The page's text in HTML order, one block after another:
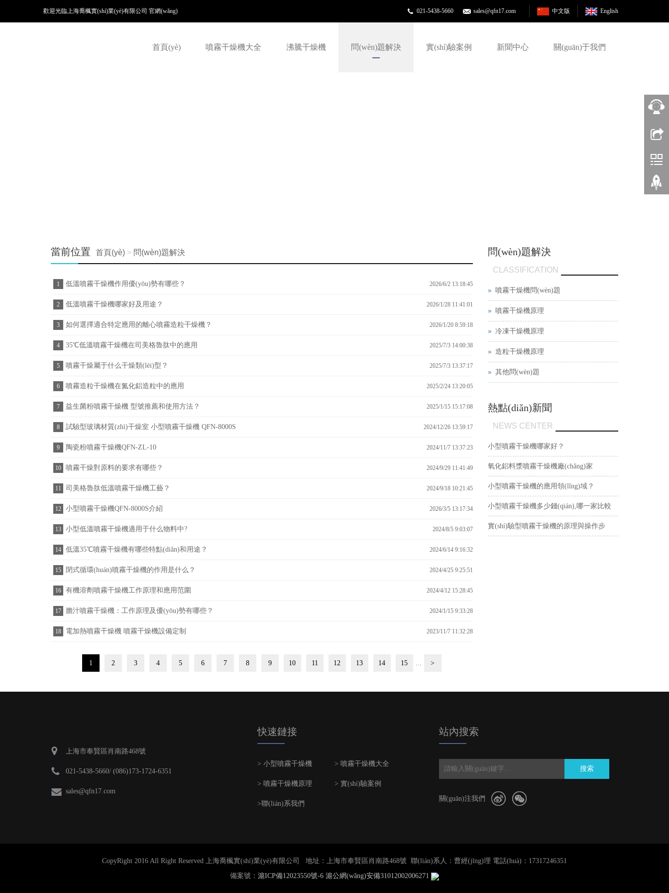
歡迎光臨上海喬楓實(shí)業(yè)有限公司 官網(wǎng) English
中文版
021-5438-5660 sales@qfn17.com
首頁(yè) 噴霧干燥機大全 沸騰干燥機 問(wèn)題解決 實(shí)驗案例 新聞中心 關(guān)于我們
當前位置 首頁(yè) > 問(wèn)題解決
1 低溫噴霧干燥機作用優(yōu)勢有哪些？ 2026/6/2 13:18:45
2 低溫噴霧干燥機哪家好及用途？ 2026/1/28 11:41:01
3 如何選擇適合特定應用的離心噴霧造粒干燥機？ 2026/1/20 8:59:18
4 35℃低溫噴霧干燥機在司美格魯肽中的應用 2025/7/3 14:00:38
5 噴霧干燥屬于什么干燥類(lèi)型？ 2025/7/3 13:37:17
6 噴霧造粒干燥機在氮化鋁造粒中的應用 2025/2/24 13:20:05
7 益生菌粉噴霧干燥機 型號推薦和使用方法？ 2025/1/15 15:17:08
8 試驗型玻璃材質(zhì)干燥室 小型噴霧干燥機 QFN-8000S 2024/12/26 13:59:17
9 陶瓷粉噴霧干燥機QFN-ZL-10 2024/11/7 13:37:23
10 噴霧干燥對原料的要求有哪些？ 2024/9/29 11:41:49
11 司美格魯肽低溫噴霧干燥機工藝？ 2024/9/18 10:21:45
12 小型噴霧干燥機QFN-8000S介紹 2026/3/5 13:17:34
13 小型低溫噴霧干燥機適用于什么物料中? 2024/8/5 9:03:07
14 低溫35℃噴霧干燥機有哪些特點(diǎn)和用途？ 2024/6/14 9:16:32
15 閉式循環(huán)噴霧干燥機的作用是什么？ 2024/4/25 9:25:51
16 有機溶劑噴霧干燥機工作原理和應用范圍 2024/4/12 15:28:45
17 膽汁噴霧干燥機：工作原理及優(yōu)勢有哪些？ 2024/1/15 9:33:28
18 電加熱噴霧干燥機 噴霧干燥機設備定制 2023/11/7 11:32:28
1 2 3 4 5 6 7 8 9 10 11 12 13 14 15 ... >
問(wèn)題解決
CLASSIFICATION
噴霧干燥機問(wèn)題
噴霧干燥機原理
冷凍干燥機原理
造粒干燥機原理
其他問(wèn)題
熱點(diǎn)新聞
NEWS CENTER
小型噴霧干燥機哪家好？
氧化鋁料漿噴霧干燥機廠(chǎng)家
小型噴霧干燥機的應用領(lǐng)域？
小型噴霧干燥機多少錢(qián),哪一家比較
好？
實(shí)驗型噴霧干燥機的原理與操作步
上海市奉賢區肖南路468號
021-5438-5660/ (086)173-1724-6351
sales@qfn17.com
快速鏈接
> 小型噴霧干燥機 > 噴霧干燥機大全
> 噴霧干燥機原理 > 實(shí)驗案例
>聯(lián)系我們
站內搜索
搜索
關(guān)注我們
CopyRight 2016 All Right Reserved 上海喬楓實(shí)業(yè)有限公司 地址：上海市奉賢區肖南路468號 聯(lián)系人：曹經(jīng)理 電話(huà)：17317246351
備案號： 滬ICP備12023550號-6 滬公網(wǎng)安備31012002006271